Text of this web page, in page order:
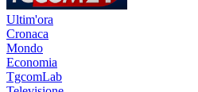
Ultim'ora
Cronaca
Mondo
Economia
TgcomLab